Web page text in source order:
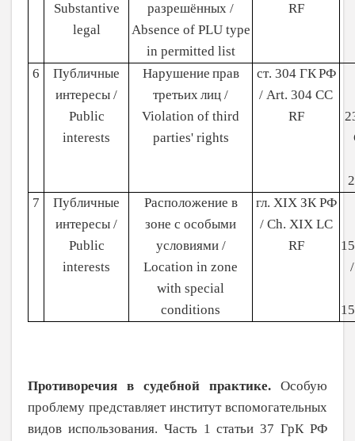
Substantive
legal
разрешённых /
Absence of PLU type
in permitted list
RF
6
Публичные
интересы /
Public
interests
Нарушение прав
третьихлиц /
Violation of third
parties' rights
ст. 304 ГКРФ
/ Art. 304 CC
RF
7
Публичные
интересы /
Public
interests
Расположение в
зоне с особыми
условиями /
Location in zone
with special
conditions
гл. XIX ЗК РФ
/ Ch. XIX LC
RF
Противоречия в судебной практике. Особую
проблему представляет институт вспомогательных
видов использования. Часть 1 статьи 37 ГрК РФ